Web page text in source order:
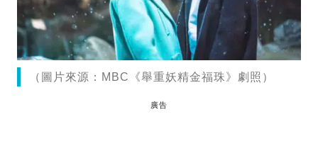
（圖片來源：MBC《舉重妖精金福珠》劇照）
廣告